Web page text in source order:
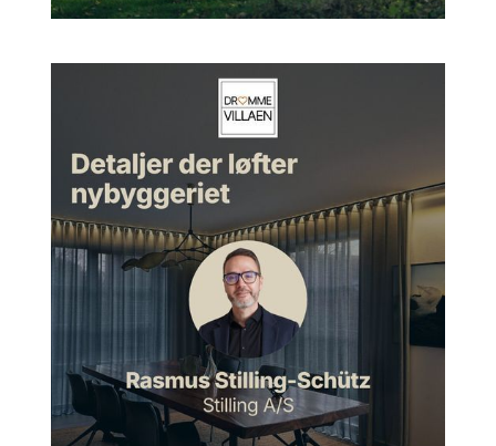
har måttet pælefundere og være vidne til det her med artesisk
Morten:Så der har været masser af udfordringer med det.
Ja, det må man sige. Det var ikke lige set fra starten
af. Så derfor var det lidt en overraskelse for os.
Morten:Ja, lige præcis. Det kunne jeg forestille mig. Hvornår
er I flyttet ind? Hvornår stod huset færdigt?
Jamen, huset stod færdigt i slutningen af 2018, så der
flyttede vi ind. Men certificeringen er så kommet
efterfølgende. Den kan man jo arbejde på. Man skal bare
starte op, inden man går i gang med byggeriet, så at sige, i
forbindelse med planlægningen. Og så har vi så opført
byggeriet faktisk over en lidt længere periode, netop fordi vi
havde lidt problemer med funderingen af byggeriet. Og så har
vi boet her noget tid også, mens jeg så færdiggjorde
certificeringen, som så nu lige er blevet færdig her for en
måneds tid siden.